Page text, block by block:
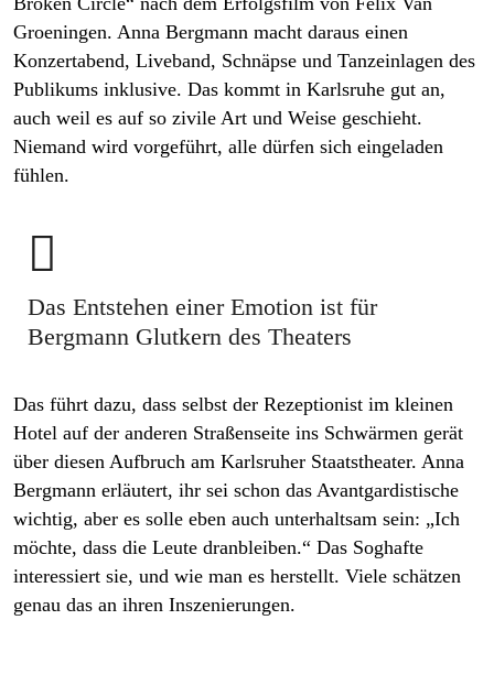
Groeningen. Anna Bergmann macht daraus einen
Konzertabend, Liveband, Schnäpse und Tanzeinlagen des
Publikums inklusive. Das kommt in Karlsruhe gut an,
auch weil es auf so zivile Art und Weise geschieht.
Niemand wird vorgeführt, alle dürfen sich eingeladen
fühlen.

Das Entstehen einer Emotion ist für
Bergmann Glutkern des Theaters
Das führt dazu, dass selbst der Rezeptionist im kleinen
Hotel auf der anderen Straßenseite ins Schwärmen gerät
über diesen Aufbruch am Karlsruher Staatstheater. Anna
Bergmann erläutert, ihr sei schon das Avantgardistische
wichtig, aber es solle eben auch unterhaltsam sein: „Ich
möchte, dass die Leute dranbleiben.“ Das Soghafte
interessiert sie, und wie man es herstellt. Viele schätzen
genau das an ihren Inszenierungen.